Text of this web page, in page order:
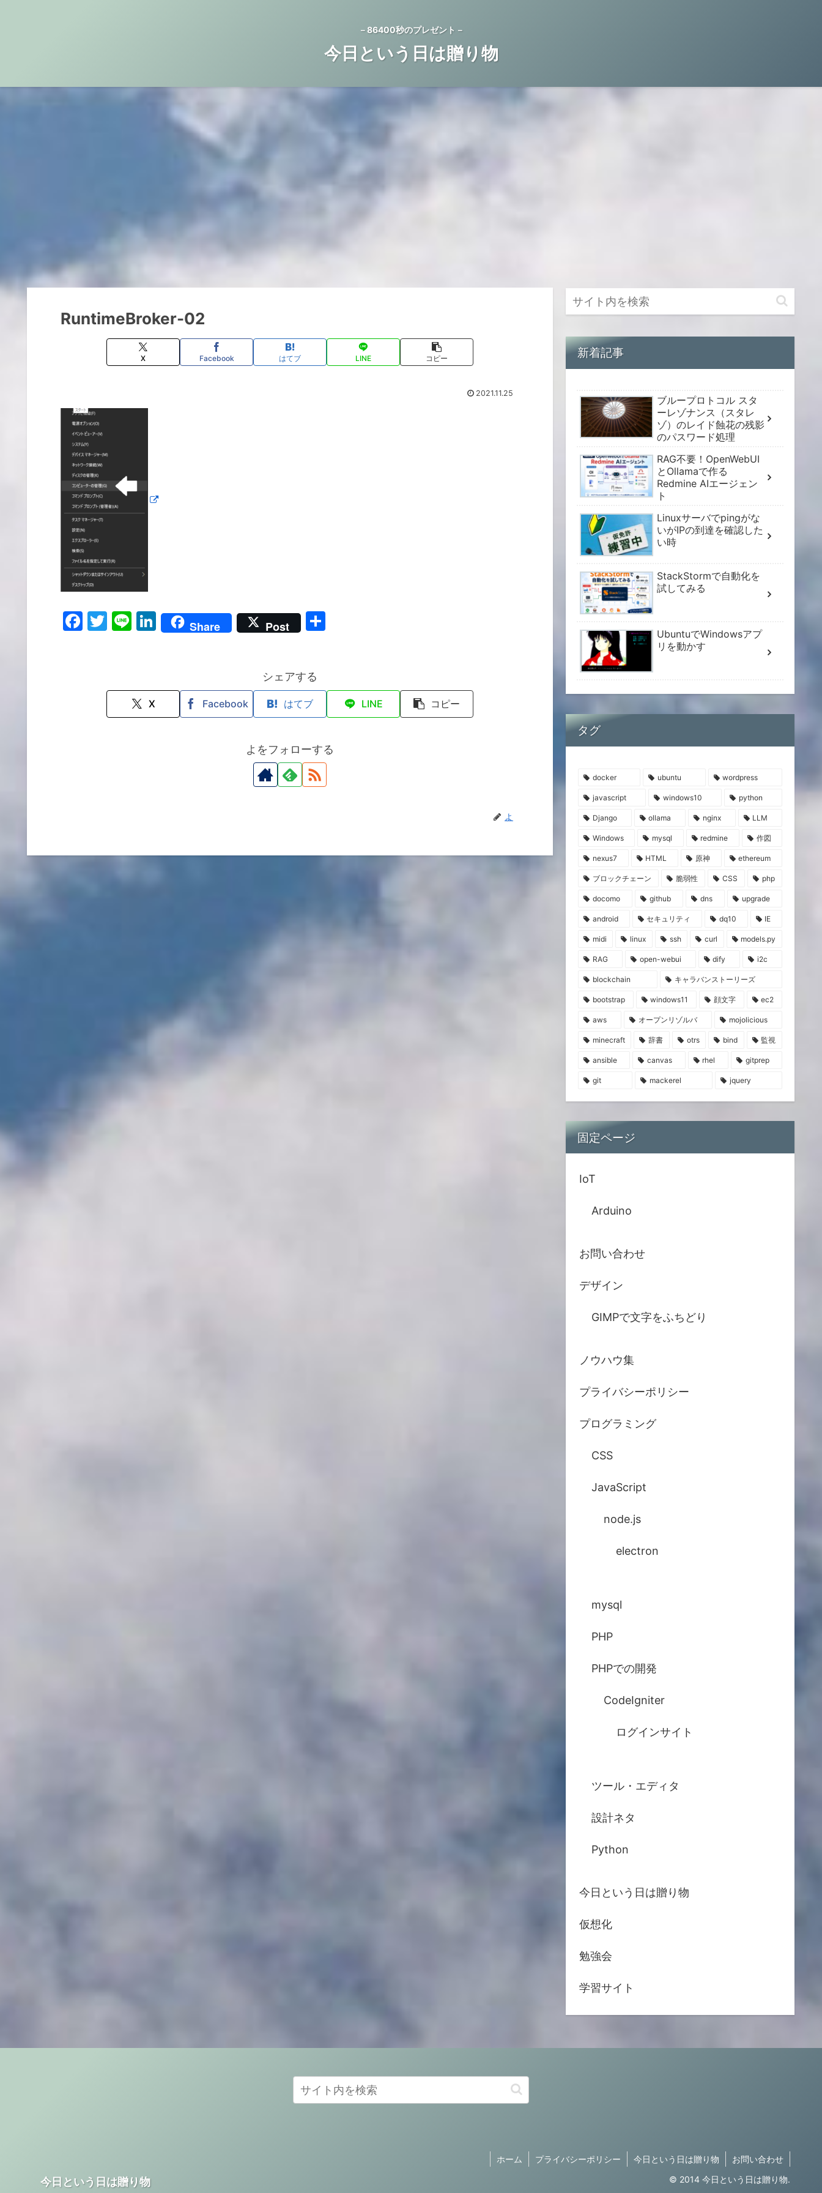
－86400秒のプレゼント－
今日という日は贈り物
RuntimeBroker-02
X Facebook はてブ LINE コピー
2021.11.25
F
T
Li Li
n
n
Share Post
シェアする
X Facebook はてブ LINE コピー
よをフォローする
よ
新着記事
ブループロトコル スタ
ーレゾナンス（スタレ
ゾ）のレイド蝕花の残影
のパスワード処理
RAG不要！OpenWebUI
とOllamaで作る
Redmine AIエージェン
ト
Linuxサーバでpingがな
いがIPの到達を確認した
い時
StackStormで自動化を
試してみる
UbuntuでWindowsアプ
リを動かす
タグ
docker ubuntu wordpress
javascript windows10 python
Django ollama nginx LLM
Windows mysql redmine 作図
nexus7 HTML 原神 ethereum
ブロックチェーン 脆弱性 CSS php
docomo github dns upgrade
android セキュリティ dq10 IE
midi linux ssh curl models.py
RAG open-webui dify i2c
blockchain キャラバンストーリーズ
bootstrap windows11 顔文字 ec2
aws オープンリゾルバ mojolicious
minecraft 辞書 otrs bind 監視
ansible canvas rhel gitprep
git mackerel jquery
固定ページ
IoT
Arduino
お問い合わせ
デザイン
GIMPで文字をふちどり
ノウハウ集
プライバシーポリシー
プログラミング
CSS
JavaScript
node.js
electron
mysql
PHP
PHPでの開発
CodeIgniter
ログインサイト
ツール・エディタ
設計ネタ
Python
今日という日は贈り物
仮想化
勉強会
学習サイト
今日という日は贈り物
ホーム プライバシーポリシー 今日という日は贈り物
お問い合わせ
© 2014 今日という日は贈り物.